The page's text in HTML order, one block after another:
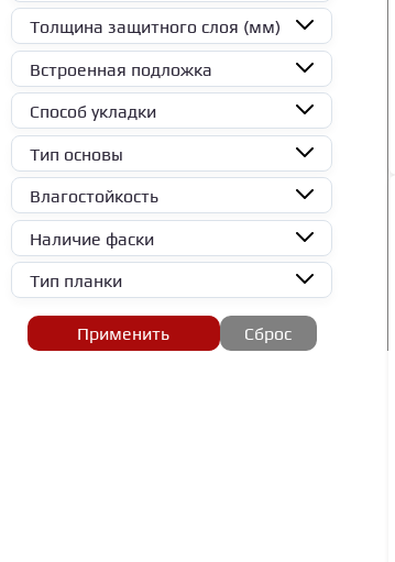
AspenFloor
BAS
BerryAlloc
Betta
Bonkeel
CM Floor
CronaFloor
DAMY FLOOR
Demy Floor
Толщина защитного слоя (мм)
Встроенная подложка
Способ укладки
Тип основы
Влагостойкость
Наличие фаски
Тип планки
Применить Сброс